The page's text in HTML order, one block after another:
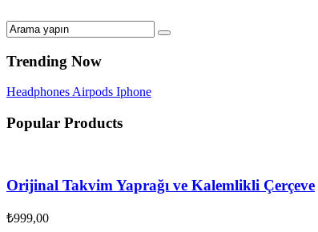
Trending Now
HeadphonesAirpods Iphone
Popular Products
Orijinal Takvim Yaprağı ve Kalemlikli Çerçeve
₺999,00